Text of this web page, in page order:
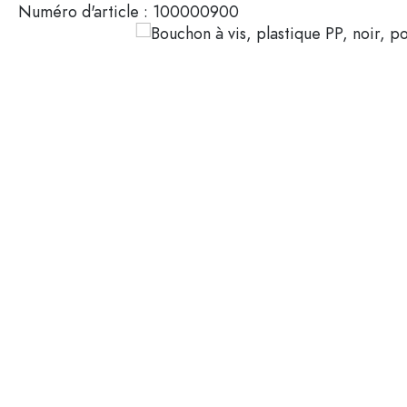
Contenants cosmétiques
Bouteilles en verre 100 ml
Numéro d'article : 100000900